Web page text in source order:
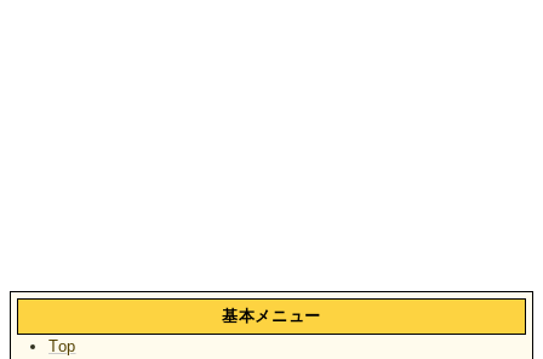
基本メニュー
Top